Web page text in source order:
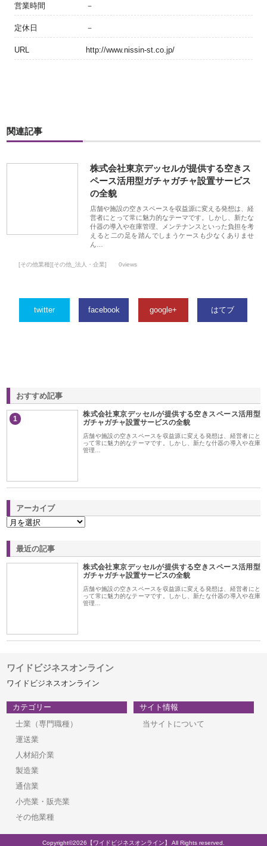
営業時間 －
定休日 －
URL http://www.nissin-st.co.jp/
関連記事
株式会社東京デッセルが提供する空きス
ペース活用型ガチャガチャ設置サービス
の全貌
店舗や施設の空きスペースを収益源に変える発想は、経
営者にとって常に魅力的なテーマです。しかし、新たな
什器の導入や在庫管理、メンテナンスといった負担を考
えると二の足を踏んでしまうケースも少なくありませ
ん…
[その他業種][その他_法人・企業] 0views
twitter facebook google+ はてブ
おすすめ記事
1
株式会社東京デッセルが提供する空きスペース活用型
ガチャガチャ設置サービスの全貌
店舗や施設の空きスペースを収益源に変える発想は、経営者にと
って常に魅力的なテーマです。しかし、新たな什器の導入や在庫
管理…
アーカイブ
最近の記事
株式会社東京デッセルが提供する空きスペース活用型
ガチャガチャ設置サービスの全貌
店舗や施設の空きスペースを収益源に変える発想は、経営者にと
って常に魅力的なテーマです。しかし、新たな什器の導入や在庫
管理…
ワイドビジネスオンライン
ワイドビジネスオンライン
カテゴリー
士業（専門職種）
運送業
人材紹介業
製造業
通信業
小売業・販売業
その他業種
サイト情報
当サイトについて
Copyright©2026【ワイドビジネスオンライン】 All Rights reserved.